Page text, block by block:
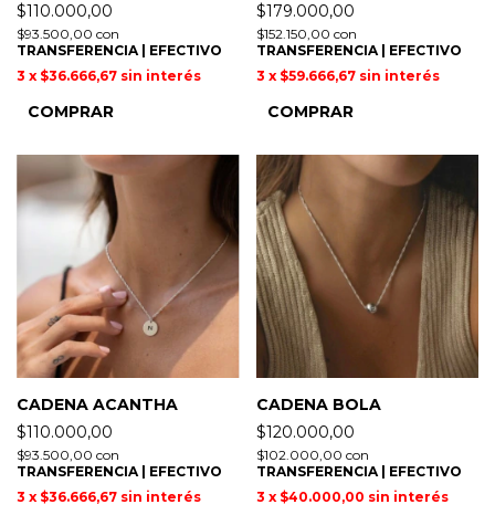
$110.000,00
$93.500,00 con
TRANSFERENCIA | EFECTIVO
3 x $36.666,67 sin interés
COMPRAR
$179.000,00
$152.150,00 con
TRANSFERENCIA | EFECTIVO
3 x $59.666,67 sin interés
COMPRAR
CADENA ACANTHA
$110.000,00
$93.500,00 con
TRANSFERENCIA | EFECTIVO
3 x $36.666,67 sin interés
CADENA BOLA
$120.000,00
$102.000,00 con
TRANSFERENCIA | EFECTIVO
3 x $40.000,00 sin interés